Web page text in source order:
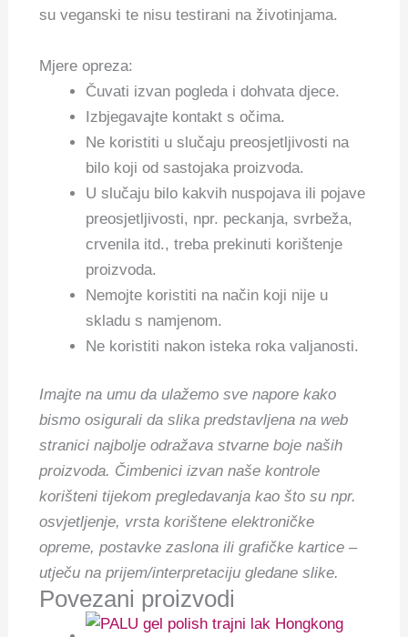
su veganski te nisu testirani na životinjama.
Mjere opreza:
Čuvati izvan pogleda i dohvata djece.
Izbjegavajte kontakt s očima.
Ne koristiti u slučaju preosjetljivosti na
bilo koji od sastojaka proizvoda.
U slučaju bilo kakvih nuspojava ili pojave
preosjetljivosti, npr. peckanja, svrbeža,
crvenila itd., treba prekinuti korištenje
proizvoda.
Nemojte koristiti na način koji nije u
skladu s namjenom.
Ne koristiti nakon isteka roka valjanosti.
Imajte na umu da ulažemo sve napore kako
bismo osigurali da slika predstavljena na web
stranici najbolje odražava stvarne boje naših
proizvoda. Čimbenici izvan naše kontrole
korišteni tijekom pregledavanja kao što su npr.
osvjetljenje, vrsta korištene elektroničke
opreme, postavke zaslona ili grafičke kartice –
utječu na prijem/interpretaciju gledane slike.
Povezani proizvodi